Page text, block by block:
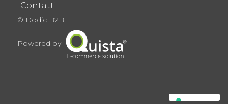
Contatti
© Dodic B2B
Powered by